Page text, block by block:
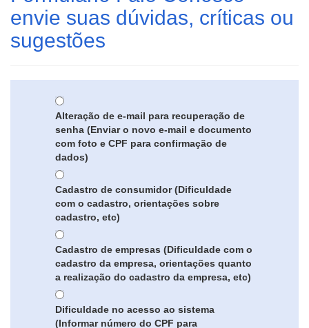
envie suas dúvidas, críticas ou
sugestões
Alteração de e-mail para recuperação de
senha (Enviar o novo e-mail e documento
com foto e CPF para confirmação de
dados)
Cadastro de consumidor (Dificuldade
com o cadastro, orientações sobre
cadastro, etc)
Cadastro de empresas (Dificuldade com o
cadastro da empresa, orientações quanto
a realização do cadastro da empresa, etc)
Dificuldade no acesso ao sistema
(Informar número do CPF para